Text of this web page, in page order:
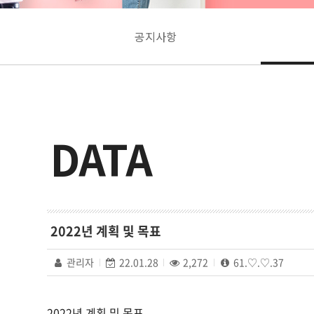
공지사항
DATA
2022년 계획 및 목표
관리자 22.01.28 2,272 61.♡.♡.37